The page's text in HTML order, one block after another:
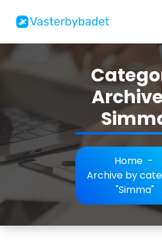
Home -
Archive by
"Simma"